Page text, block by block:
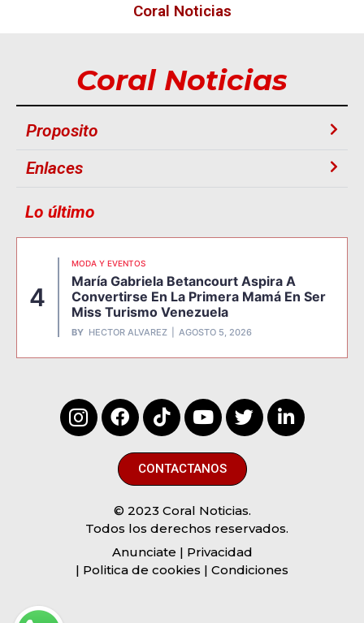
Coral Noticias
Coral Noticias
Proposito
Enlaces
Lo último
4
MODA Y EVENTOS
María Gabriela Betancourt Aspira A
Convertirse En La Primera Mamá En Ser
Miss Turismo Venezuela
BY HECTOR ALVAREZ AGOSTO 5, 2026
CONTACTANOS
© 2023 Coral Noticias.
Todos los derechos reservados.
Anunciate | Privacidad
| Politica de cookies | Condiciones